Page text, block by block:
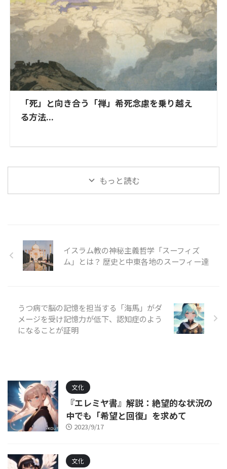
「死」と向き合う「禅」希死念慮を乗り越え
る方法...
もっと読む
イスラム教の神秘主義哲学「スーフィズ
ム」とは？ 歴史と中東各地のスーフィー達
うつ病で脳の記憶を担当する「海馬」がダ
メージを受け記憶力が低下、認知症のよう
になることが証明
文化
『エレミヤ書』解説：絶望的な状況の
中でも「希望と回復」を求めて
2023/9/17
文化